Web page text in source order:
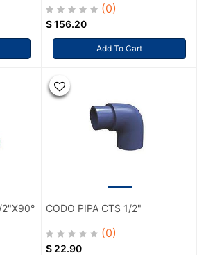
(0)
$156.20
Add To Cart
2"X90° CODO PIPA CTS 1/2"
(0)
$ 22.90